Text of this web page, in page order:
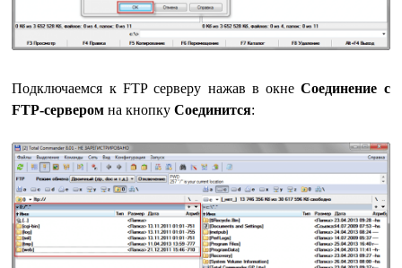
Подключаемся к FTP серверу нажав в окнеСоединение с
FTP-серверомна кнопку Соединится: